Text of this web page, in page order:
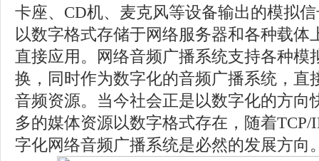
卡座、CD机、麦克风等设备输出的模拟
以数字格式存储于网络服务器和各种载体
直接应用。网络音频广播系统支持各种模
换，同时作为数字化的音频广播系统，直
音频资源。当今社会正是以数字化的方向
多的媒体资源以数字格式存在，随着TCP/
字化网络音频广播系统是必然的发展方向